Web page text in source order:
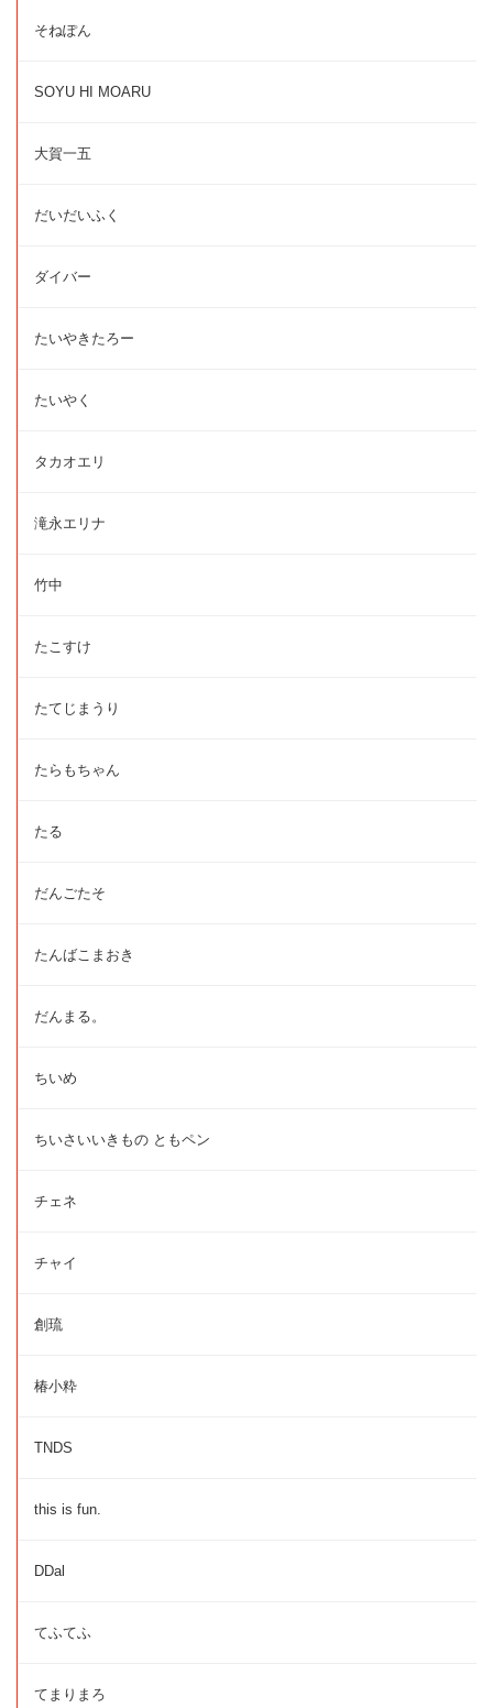
そねぽん
SOYU HI MOARU
大賀一五
だいだいふく
ダイバー
たいやきたろー
たいやく
タカオエリ
滝永エリナ
竹中
たこすけ
たてじまうり
たらもちゃん
たる
だんごたそ
たんばこまおき
だんまる。
ちいめ
ちいさいいきもの ともペン
チェネ
チャイ
創琉
椿小粋
TNDS
this is fun.
DDal
てふてふ
てまりまろ